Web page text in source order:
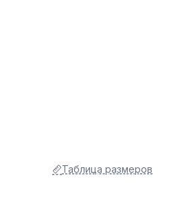
Таблица размеров